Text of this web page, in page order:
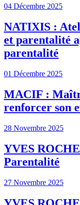
04 Décembre 2025
NATIXIS :
et parentalité
parentalité
01 Décembre 2025
MACIF :
renforcer son
28 Novembre 2025
YVES
Parentalité
27 Novembre 2025